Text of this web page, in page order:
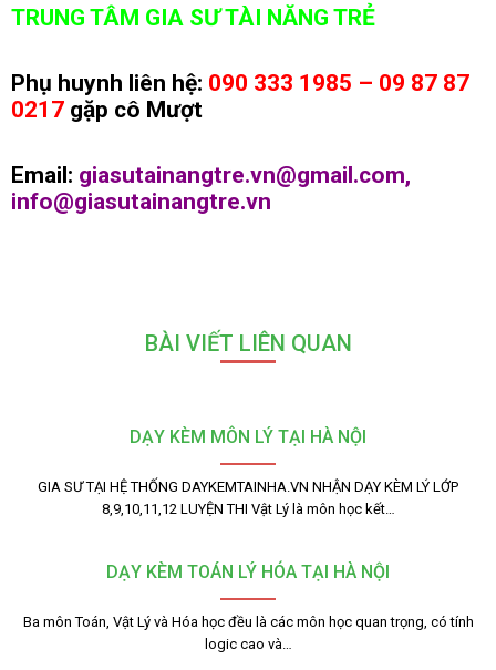
TRUNG TÂM GIA SƯ TÀI NĂNG TRẺ
Phụ huynh liên hệ: 090 333 1985 – 09 87 87
0217 gặp cô Mượt
Email: giasutainangtre.vn@gmail.com,
info@giasutainangtre.vn
BÀI VIẾT LIÊN QUAN
DẠY KÈM MÔN LÝ TẠI HÀ NỘI
GIA SƯ TẠI HỆ THỐNG DAYKEMTAINHA.VN NHẬN DẠY KÈM LÝ LỚP
8,9,10,11,12 LUYỆN THI Vật Lý là môn học kết…
DẠY KÈM TOÁN LÝ HÓA TẠI HÀ NỘI
Ba môn Toán, Vật Lý và Hóa học đều là các môn học quan trọng, có tính
logic cao và…